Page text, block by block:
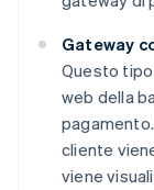
Gateway
Questo
web della
cliente
viene